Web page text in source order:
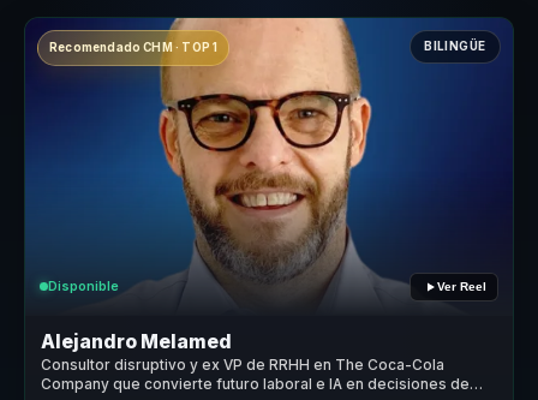
Recomendado CHM · TOP 1 BILINGÜE
Disponible Ver Reel
Alejandro Melamed
Consultor disruptivo y ex VP de RRHH en The Coca-Cola
Company que convierte futuro laboral e IA en decisiones de